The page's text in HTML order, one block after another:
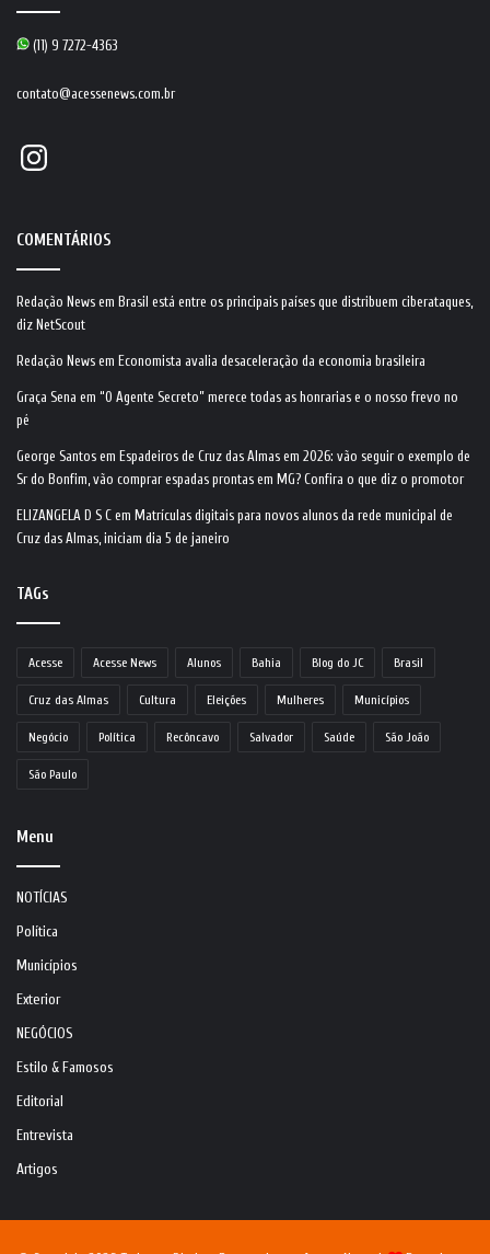
(11) 9 7272-4363
contato@acessenews.com.br
Instagram
COMENTÁRIOS
Redação News em Brasil está entre os principais países que distribuem ciberataques,
diz NetScout
Redação News em Economista avalia desaceleração da economia brasileira
Graça Sena em “O Agente Secreto” merece todas as honrarias e o nosso frevo no
pé
George Santos em Espadeiros de Cruz das Almas em 2026: vão seguir o exemplo de
Sr do Bonfim, vão comprar espadas prontas em MG? Confira o que diz o promotor
ELIZANGELA D S C em Matrículas digitais para novos alunos da rede municipal de
Cruz das Almas, iniciam dia 5 de janeiro
TAGs
Acesse Acesse News Alunos Bahia Blog do JC Brasil
Cruz das Almas Cultura Eleições Mulheres Municípios
Negócio Política Recôncavo Salvador Saúde São João
São Paulo
Menu
NOTÍCIAS
Política
Municípios
Exterior
NEGÓCIOS
Estilo & Famosos
Editorial
Entrevista
Artigos